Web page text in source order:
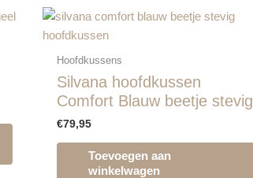
Hoofdkussens
Silvana hoofdkussen
Comfort Blauw beetje stevig
€79,95
Toevoegen aan
winkelwagen